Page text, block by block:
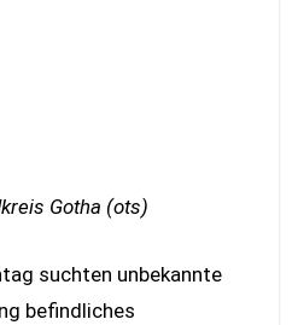
Gotha (ots)
suchten unbekannte
befindliches